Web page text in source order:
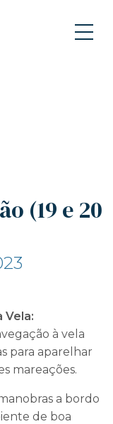
(19 e 20
Vela:
à vela
para aparelhar
mareações.
a bordo
de boa